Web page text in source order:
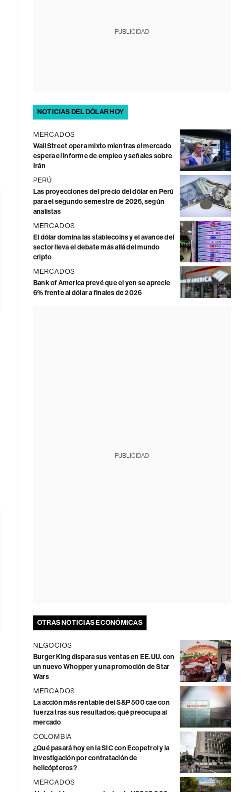
PUBLICIDAD
NOTICIAS DEL DÓLAR HOY
MERCADOS
Wall Street opera mixto mientras el mercado
espera el informe de empleo y señales sobre
Irán
PERÚ
Las proyecciones del precio del dólar en Perú
para el segundo semestre de 2026, según
analistas
MERCADOS
El dólar domina las stablecoins y el avance del
sector lleva el debate más allá del mundo
cripto
MERCADOS
Bank of America prevé que el yen se aprecie
6% frente al dólar a finales de 2026
PUBLICIDAD
OTRAS NOTICIAS ECONÓMICAS
NEGOCIOS
Burger King dispara sus ventas en EE.UU. con
un nuevo Whopper y una promoción de Star
Wars
MERCADOS
La acción más rentable del S&P 500 cae con
fuerza tras sus resultados: qué preocupa al
mercado
COLOMBIA
¿Qué pasará hoy en la SIC con Ecopetrol y la
investigación por contratación de
helicópteros?
MERCADOS